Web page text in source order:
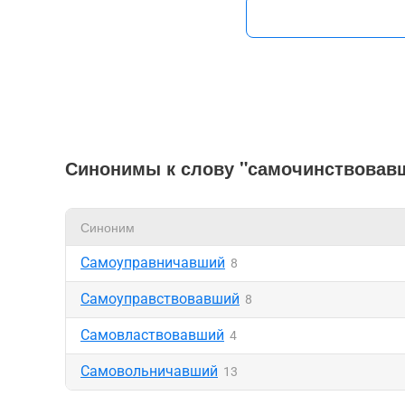
Синонимы к слову
Синоним
Самоуправничавший 8
Самоуправствовавший 8
Самовластвовавший 4
Самовольничавший 13